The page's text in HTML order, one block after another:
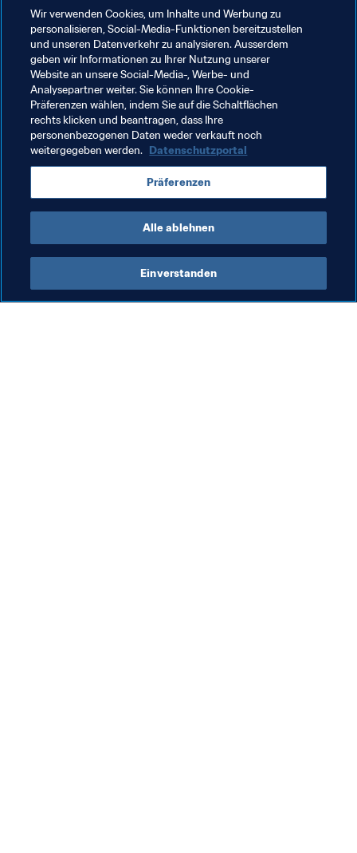
Donovan die Auszeichnung fünf Mal gewonnen.
Verwandte Themen
Brazil Egypt England France
North Macedonia Nigeria Scotland
Sweden USA CAF UEFA Concacaf
CONMEBOL
Wir verwenden Cookies, um Inhalte und Werbung zu
personalisieren, Social-Media-Funktionen bereitzustellen
und unseren Datenverkehr zu analysieren. Ausserdem
geben wir Informationen zu Ihrer Nutzung unserer
Website an unsere Social-Media-, Werbe- und
Analysepartner weiter. Sie können Ihre Cookie-
Präferenzen wählen, indem Sie auf die Schaltflächen
rechts klicken und beantragen, dass Ihre
personenbezogenen Daten weder verkauft noch
weitergegeben werden. Datenschutzportal
Präferenzen
Alle ablehnen
Einverstanden